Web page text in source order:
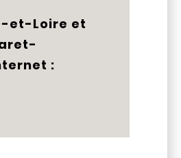
et-Loire et
: